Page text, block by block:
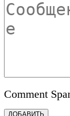
Comment